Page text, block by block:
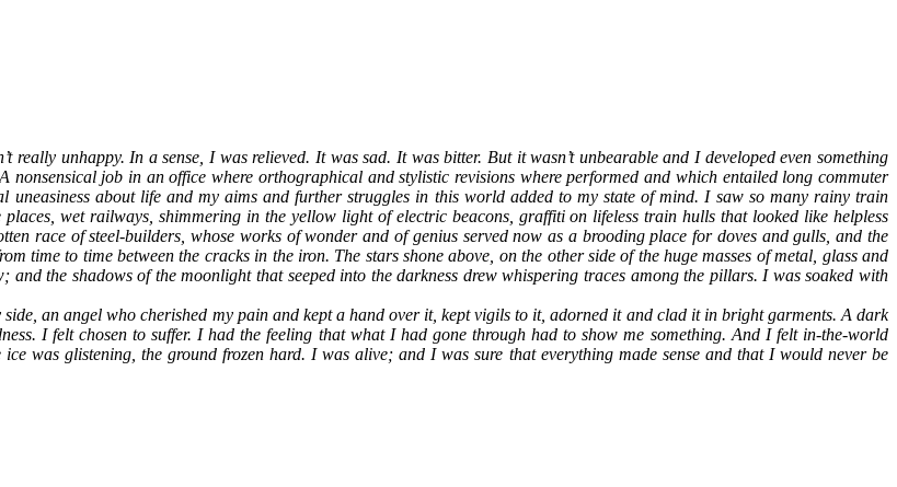
unhappy. In a sense, I was relieved. It was sad. It was bitter. But it wasn’t unbearable and I developed even something
job in an office where orthographical and stylistic revisions where performed and which entailed long commuter
about life and my aims and further struggles in this world added to my state of mind. I saw so many rainy train
wet railways, shimmering in the yellow light of electric beacons, graffiti on lifeless train hulls that looked like helpless
race of steel-builders, whose works of wonder and of genius served now as a brooding place for doves and gulls, and the
time to time between the cracks in the iron. The stars shone above, on the other side of the huge masses of metal, glass and
the shadows of the moonlight that seeped into the darkness drew whispering traces among the pillars. I was soaked with
an angel who cherished my pain and kept a hand over it, kept vigils to it, adorned it and clad it in bright garments. A dark
I felt chosen to suffer. I had the feeling that what I had gone through had to show me something. And I felt in-the-world
was glistening, the ground frozen hard. I was alive; and I was sure that everything made sense and that I would never be